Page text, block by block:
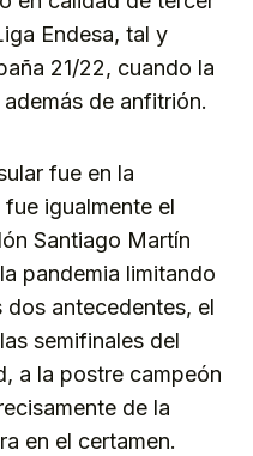
Endesa, tal y
21/22, cuando la
de anfitrión.
fue en la
igualmente el
Santiago Martín
pandemia limitando
antecedentes, el
semifinales del
a la postre campeón
de la
en el certamen.